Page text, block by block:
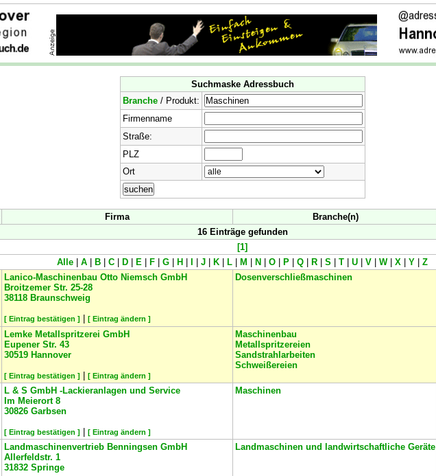
Suchmaske Adressbuch
Branche/ Produkt:
Firmenname
Straße:
PLZ
Ort
Firma Branche(n)
16 Einträge gefunden
[1]
Alle
A B C D E F G H J K L M N O P Q R S T U V W| X Y
Z
Lanico-Maschinenbau Otto Niemsch GmbH
Broitzemer Str. 25-28
38118 Braunschweig
[ Eintrag bestätigen ] [ Eintrag ändern ]
Dosenverschließmaschinen
Lemke Metallspritzerei GmbH
Eupener Str. 43
30519 Hannover
[ Eintrag bestätigen ] [ Eintrag ändern ]
Maschinenbau
Metallspritzereien
Sandstrahlarbeiten
Schweißereien
L & S GmbH -Lackieranlagen und Service
Im Meierort 8
30826 Garbsen
[ Eintrag bestätigen ] [ Eintrag ändern ]
Maschinen
Landmaschinenvertrieb Benningsen GmbH
Allerfeldstr. 1
31832 Springe
Landmaschinen und landwirtschaftliche Geräte